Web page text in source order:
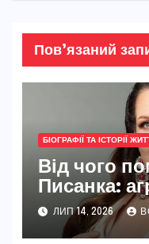
Пов’язаний
БІОГРАФІЇ ТА ІСТОРІЇ
Від чого
Писанка:
раку,
шлях
ЛИП 14, 2026